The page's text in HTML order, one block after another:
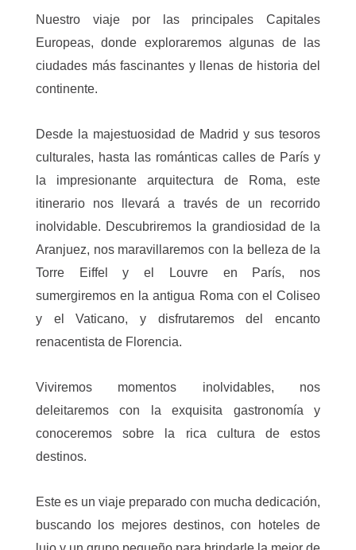
Nuestro viaje por las principales Capitales
Europeas, donde exploraremos algunas de las
ciudades más fascinantes y llenas de historia del
continente.
Desde la majestuosidad de Madrid y sus tesoros
culturales, hasta las románticas calles de París y
la impresionante arquitectura de Roma, este
itinerario nos llevará a través de un recorrido
inolvidable. Descubriremos la grandiosidad de la
Aranjuez, nos maravillaremos con la belleza de la
Torre Eiffel y el Louvre en París, nos
sumergiremos en la antigua Roma con el Coliseo
y el Vaticano, y disfrutaremos del encanto
renacentista de Florencia.
Viviremos momentos inolvidables, nos
deleitaremos con la exquisita gastronomía y
conoceremos sobre la rica cultura de estos
destinos.
Este es un viaje preparado con mucha dedicación,
buscando los mejores destinos, con hoteles de